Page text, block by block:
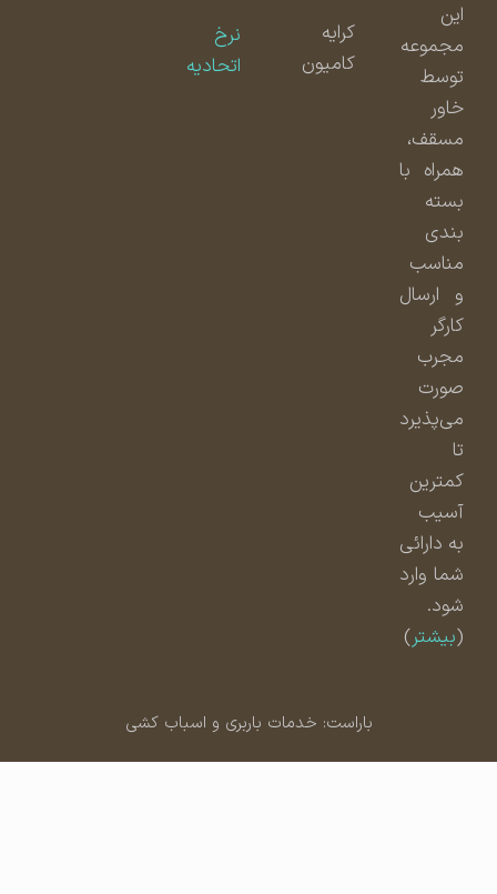
مجموعه
توسط
مسقف،
همراه با
بسته
بندی
مناسب
و ارسال
مجرب
صورت
می‌پذیرد
کمترین
آسیب
به دارائی
شما وارد
شود.
بیشتر)
کامیون
اتحادیه
باراست: خدمات باربری و اسباب کشی